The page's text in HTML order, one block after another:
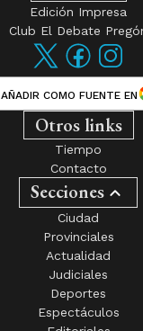
Edición Impresa
Club El Debate
AÑADIR COMO FUENTE EN
Otros links
Tiempo
Contacto
Secciones
Ciudad
Provinciales
Actualidad
Judiciales
Deportes
Espectáculos